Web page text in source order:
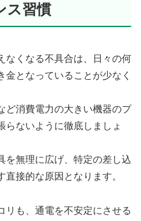
ス習慣
なくなる不具合は、日々の何
となっていることが少なく
ど消費電力の大きい機器のプ
らないように徹底しましょ
を無理に広げ、特定の差し込
接的な原因となります。
リも、通電を不安定にさせる